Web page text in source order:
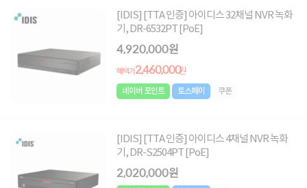
[IDIS] [TTA 인증] 아이디스 32채널 NVR 녹화
기, DR-6532PT [PoE]
4,920,000원
혜택가2,460,000원
네이버 포인트 토스페이 쿠폰
[IDIS] [TTA 인증] 아이디스 4채널 NVR 녹화
기, DR-S2504PT [PoE]
2,020,000원